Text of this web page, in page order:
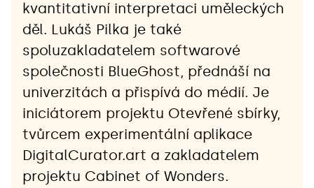
kvantitativní interpretaci uměleckých
děl. Lukáš Pilka je také
spoluzakladatelem softwarové
společnosti BlueGhost, přednáší na
univerzitách a přispívá do médií. Je
iniciátorem projektu Otevřené sbírky,
tvůrcem experimentální aplikace
DigitalCurator.art a zakladatelem
projektu Cabinet of Wonders.